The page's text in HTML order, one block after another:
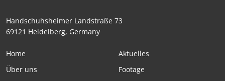
Handschuhsheimer Landstraße 73
69121 Heidelberg, Germany
Home
Über uns
Aktuelles
Footage